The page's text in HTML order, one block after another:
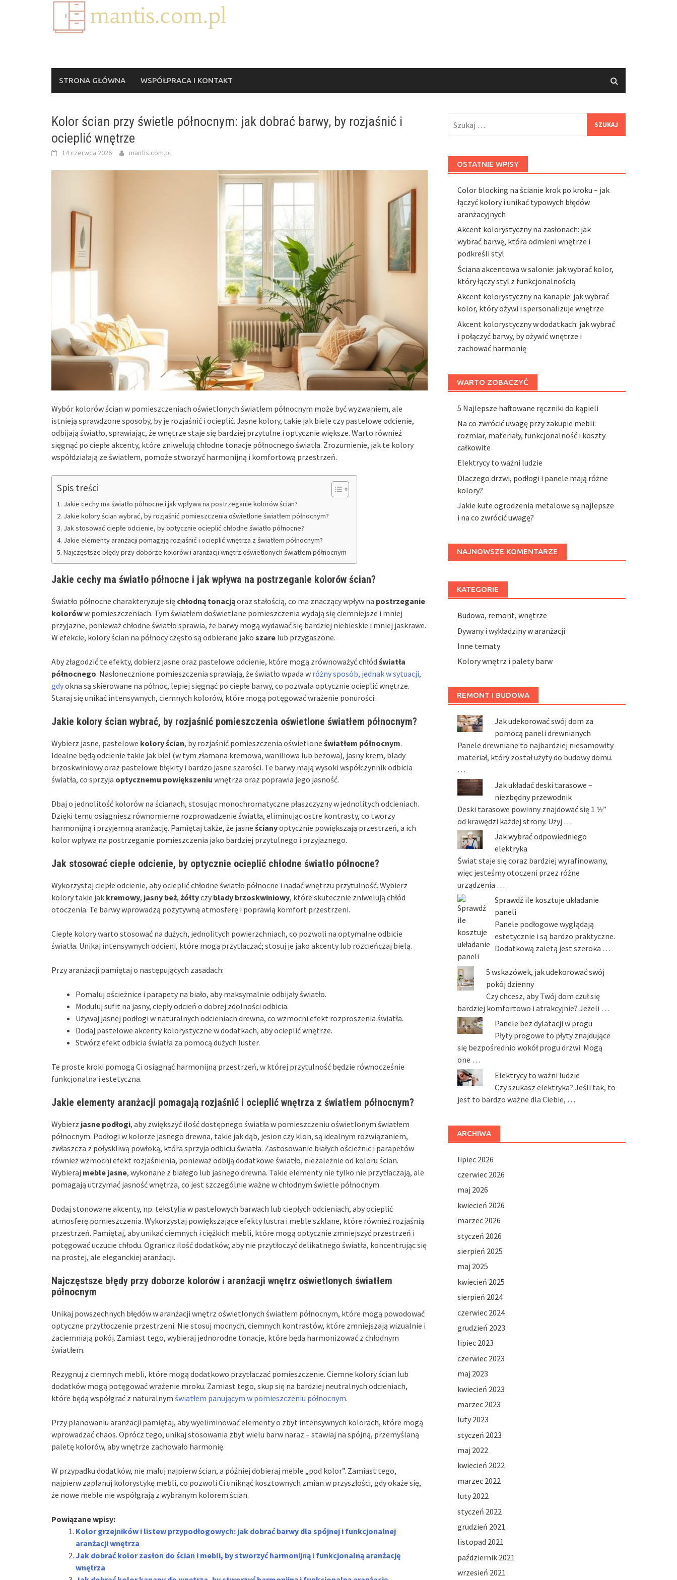
STRONA GŁÓWNA WSPÓŁPRACA I KONTAKT
Kolor ścian przy świetle północnym: jak dobrać barwy, by rozjaśnić i
ocieplić wnętrze
14 czerwca 2026 mantis.com.pl
Wybór kolorów ścian w pomieszczeniach oświetlonych światłem północnym może być wyzwaniem, ale
istnieją sprawdzone sposoby, by je rozjaśnić i ocieplić. Jasne kolory, takie jak biele czy pastelowe odcienie,
odbijają światło, sprawiając, że wnętrze staje się bardziej przytulne i optycznie większe. Warto również
sięgnąć po ciepłe akcenty, które zniwelują chłodne tonacje północnego światła. Zrozumienie, jak te kolory
współdziałają ze światłem, pomoże stworzyć harmonijną i komfortową przestrzeń.
Spis treści
Jakie cechy ma światło północne i jak wpływa na postrzeganie kolorów ścian?
Jakie kolory ścian wybrać, by rozjaśnić pomieszczenia oświetlone światłem północnym?
Jak stosować ciepłe odcienie, by optycznie ocieplić chłodne światło północne?
Jakie elementy aranżacji pomagają rozjaśnić i ocieplić wnętrza z światłem północnym?
Najczęstsze błędy przy doborze kolorów i aranżacji wnętrz oświetlonych światłem północnym
Jakie cechy ma światło północne i jak wpływa na postrzeganie kolorów ścian?
Światło północne charakteryzuje się chłodną tonacjąoraz stałością, co ma znaczący wpływ na postrzeganie
koloróww pomieszczeniach. Tym światłem doświetlane pomieszczenia wydają się ciemniejsze i mniej
przyjazne, ponieważ chłodne światło sprawia, że barwy mogą wydawać się bardziej niebieskie i mniej jaskrawe.
W efekcie, kolory ścian na północy często są odbierane jako szare lub przygaszone.
Aby złagodzić te efekty, dobierz jasne oraz pastelowe odcienie, które mogą zrównoważyć chłód światła
północnego. Nasłonecznione pomieszczenia sprawiają, że światło wpada w różny sposób, jednak w sytuacji,
gdyokna są skierowane na północ, lepiej sięgnąć po ciepłe barwy, co pozwala optycznie ocieplić wnętrze.
Staraj się unikać intensywnych, ciemnych kolorów, które mogą potęgować wrażenie ponurości.
Jakie kolory ścian wybrać, by rozjaśnić pomieszczenia oświetlone światłem północnym?
Wybierz jasne, pastelowe kolory ścian, by rozjaśnić pomieszczenia oświetlone światłem północnym.
Idealne będą odcienie takie jak biel (w tym złamana kremowa, waniliowa lub beżowa), jasny krem, blady
brzoskwiniowy oraz pastelowe błękity i bardzo jasne szarości. Te barwy mają wysoki współczynnik odbicia
światła, co sprzyja optycznemu powiększeniu wnętrza oraz poprawia jego jasność.
Dbaj o jednolitość kolorów na ścianach, stosując monochromatyczne płaszczyzny w jednolitych odcieniach.
Dzięki temu osiągniesz równomierne rozprowadzenie światła, eliminując ostre kontrasty, co tworzy
harmonijną i przyjemną aranżację. Pamiętaj także, że jasne ścianyoptycznie powiększają przestrzeń, a ich
kolor wpływa na postrzeganie pomieszczenia jako bardziej przytulnego i przyjaznego.
Jak stosować ciepłe odcienie, by optycznie ocieplić chłodne światło północne?
Wykorzystaj ciepłe odcienie, aby ocieplić chłodne światło północne i nadać wnętrzu przytulność. Wybierz
kolory takie jak kremowy, jasny beż, żółtyczy blady brzoskwiniowy, które skutecznie zniwelują chłód
otoczenia. Te barwy wprowadzą pozytywną atmosferę i poprawią komfort przestrzeni.
Ciepłe kolory warto stosować na dużych, jednolitych powierzchniach, co pozwoli na optymalne odbicie
światła. Unikaj intensywnych odcieni, które mogą przytłaczać; stosuj je jako akcenty lub rozcieńczaj bielą.
Przy aranżacji pamiętaj o następujących zasadach:
Pomaluj ościeżnice i parapety na biało, aby maksymalnie odbijały światło.
Moduluj sufit na jasny, ciepły odcień o dobrej zdolności odbicia.
Używaj jasnej podłogi w naturalnych odcieniach drewna, co wzmocni efekt rozproszenia światła.
Dodaj pastelowe akcenty kolorystyczne w dodatkach, aby ocieplić wnętrze.
Stwórz efekt odbicia światła za pomocą dużych luster.
Te proste kroki pomogą Ci osiągnąć harmonijną przestrzeń, w której przytulność będzie równocześnie
funkcjonalna i estetyczna.
Jakie elementy aranżacji pomagają rozjaśnić i ocieplić wnętrza z światłem północnym?
Wybierz jasne podłogi, aby zwiększyć ilość dostępnego światła w pomieszczeniu oświetlonym światłem
północnym. Podłogi w kolorze jasnego drewna, takie jak dąb, jesion czy klon, są idealnym rozwiązaniem,
zwłaszcza z połyskliwą powłoką, która sprzyja odbiciu światła. Zastosowanie białych ościeżnic i parapetów
również wzmocni efekt rozjaśnienia, ponieważ odbiją dodatkowe światło, niezależnie od koloru ścian.
Wybieraj meble jasne, wykonane z białego lub jasnego drewna. Takie elementy nie tylko nie przytłaczają, ale
pomagają utrzymać jasność wnętrza, co jest szczególnie ważne w chłodnym świetle północnym.
Dodaj stonowane akcenty, np. tekstylia w pastelowych barwach lub ciepłych odcieniach, aby ocieplić
atmosferę pomieszczenia. Wykorzystaj powiększające efekty lustra i meble szklane, które również rozjaśnią
przestrzeń. Pamiętaj, aby unikać ciemnych i ciężkich mebli, które mogą optycznie zmniejszyć przestrzeń i
potęgować uczucie chłodu. Ogranicz ilość dodatków, aby nie przytłoczyć delikatnego światła, koncentrując się
na prostej, ale eleganckiej aranżacji.
Najczęstsze błędy przy doborze kolorów i aranżacji wnętrz oświetlonych światłem
północnym
Unikaj powszechnych błędów w aranżacji wnętrz oświetlonych światłem północnym, które mogą powodować
optyczne przytłoczenie przestrzeni. Nie stosuj mocnych, ciemnych kontrastów, które zmniejszają wizualnie i
zaciemniają pokój. Zamiast tego, wybieraj jednorodne tonacje, które będą harmonizować z chłodnym
światłem.
Rezygnuj z ciemnych mebli, które mogą dodatkowo przytłaczać pomieszczenie. Ciemne kolory ścian lub
dodatków mogą potęgować wrażenie mroku. Zamiast tego, skup się na bardziej neutralnych odcieniach,
które będą współgrać z naturalnym światłem panującym w pomieszczeniu północnym.
Przy planowaniu aranżacji pamiętaj, aby wyeliminować elementy o zbyt intensywnych kolorach, które mogą
wprowadzać chaos. Oprócz tego, unikaj stosowania zbyt wielu barw naraz – stawiaj na spójną, przemyślaną
paletę kolorów, aby wnętrze zachowało harmonię.
W przypadku dodatków, nie maluj najpierw ścian, a później dobieraj meble „pod kolor”. Zamiast tego,
najpierw zaplanuj kolorystykę mebli, co pozwoli Ci uniknąć kosztownych zmian w przyszłości, gdy okaże się,
że nowe meble nie współgrają z wybranym kolorem ścian.
Powiązane wpisy:
Kolor grzejników i listew przypodłogowych: jak dobrać barwy dla spójnej i funkcjonalnej
aranżacji wnętrza
Jak dobrać kolor zasłon do ścian i mebli, by stworzyć harmonijną i funkcjonalną aranżację
wnętrza
OSTATNIE WPISY
Color blocking na ścianie krok po kroku – jak
łączyć kolory i unikać typowych błędów
aranżacyjnych
Akcent kolorystyczny na zasłonach: jak
wybrać barwę, która odmieni wnętrze i
podkreśli styl
Ściana akcentowa w salonie: jak wybrać kolor,
który łączy styl z funkcjonalnością
Akcent kolorystyczny na kanapie: jak wybrać
kolor, który ożywi i spersonalizuje wnętrze
Akcent kolorystyczny w dodatkach: jak wybrać
i połączyć barwy, by ożywić wnętrze i
zachować harmonię
WARTO ZOBACZYĆ
5 Najlepsze haftowane ręczniki do kąpieli
Na co zwrócić uwagę przy zakupie mebli:
rozmiar, materiały, funkcjonalność i koszty
całkowite
Elektrycy to ważni ludzie
Dlaczego drzwi, podłogi i panele mają różne
kolory?
Jakie kute ogrodzenia metalowe są najlepsze
i na co zwrócić uwagę?
NAJNOWSZE KOMENTARZE
KATEGORIE
Budowa, remont, wnętrze
Dywany i wykładziny w aranżacji
Inne tematy
Kolory wnętrz i palety barw
REMONT I BUDOWA
Jak udekorować swój dom za
pomocą paneli drewnianych
Panele drewniane to najbardziej niesamowity
materiał, który został użyty do budowy domu.
…
Jak układać deski tarasowe –
niezbędny przewodnik
Deski tarasowe powinny znajdować się 1 ½”
od krawędzi każdej strony. Użyj …
Jak wybrać odpowiedniego
elektryka
Świat staje się coraz bardziej wyrafinowany,
więc jesteśmy otoczeni przez różne
urządzenia …
Sprawdź ile kosztuje układanie
paneli
Panele podłogowe wyglądają
estetycznie i są bardzo praktyczne.
Dodatkową zaletą jest szeroka …
5 wskazówek, jak udekorować swój
pokój dzienny
Czy chcesz, aby Twój dom czuł się
bardziej komfortowo i atrakcyjnie? Jeżeli …
Panele bez dylatacji w progu
Płyty progowe to płyty znajdujące
się bezpośrednio wokół progu drzwi. Mogą
one …
Elektrycy to ważni ludzie
Czy szukasz elektryka? Jeśli tak, to
jest to bardzo ważne dla Ciebie, …
ARCHIWA
lipiec 2026
czerwiec 2026
maj 2026
kwiecień 2026
marzec 2026
styczeń 2026
sierpień 2025
maj 2025
kwiecień 2025
sierpień 2024
czerwiec 2024
grudzień 2023
lipiec 2023
czerwiec 2023
maj 2023
kwiecień 2023
marzec 2023
luty 2023
styczeń 2023
maj 2022
kwiecień 2022
marzec 2022
luty 2022
styczeń 2022
grudzień 2021
listopad 2021
październik 2021
wrzesień 2021